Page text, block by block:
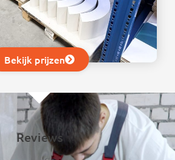
Bekijk prijzen
Reviews